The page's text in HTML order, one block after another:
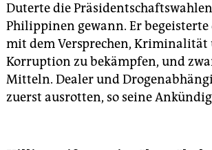
Duterte die
Philippinen gewann. Er begeisterte
mit dem Versprechen, Kriminalität
Korruption zu bekämpfen, und
Mitteln. Dealer und
zuerst ausrotten, so seine